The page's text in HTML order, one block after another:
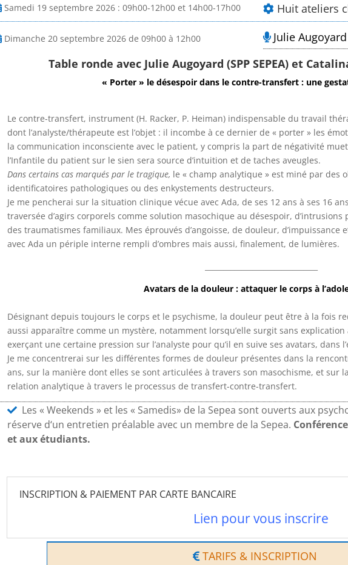
Samedi 19 septembre 2026 : 09h00-12h00 et 14h00-17h00 Huit ateliers
Dimanche 20 septembre 2026 de 09h00 à 12h00 Julie
Table ronde avec Julie Augoyard (SPP SEPEA) et
« Porter » le désespoir dans le contre-transfert : une
Le contre-transfert, instrument (H. Racker, P. Heiman) indispensable du travail
dont l’analyste/thérapeute est l’objet : il incombe à ce dernier de « porter » les
la communication inconsciente avec le patient, y compris la part de négativité
l’Infantile du patient sur le sien sera source d’intuition et de taches aveugles.
Dans certains cas marqués par le tragique, le « champ analytique » est miné par des
identificatoires pathologiques ou des enkystements destructeurs.
Je me pencherai sur la situation clinique vécue avec Ada, de ses 12 ans à ses 16
traversée d’agirs corporels comme solution masochique au désespoir,
des traumatismes familiaux. Mes éprouvés d’angoisse, de douleur,
avec Ada un périple interne rempli d’ombres mais aussi, finalement, de lumières.
Avatars de la douleur : attaquer le corps à
Désignant depuis toujours le corps et le psychisme, la douleur peut être à la fois
aussi apparaître comme un mystère, notamment lorsqu’elle surgit sans explication
exerçant une certaine pression sur l’analyste pour qu’il en suive ses avatars, dans
Je me concentrerai sur les différentes formes de douleur présentes dans la
ans, sur la manière dont elles se sont articulées à travers son masochisme, et sur
relation analytique à travers le processus de transfert-contre-transfert.
Les « Weekends » et les « Samedis» de la Sepea sont ouverts aux
réserve d‘un entretien préalable avec un membre de la Sepea.
et aux étudiants.
INSCRIPTION & PAIEMENT PAR CARTE BANCAIRE
Lien pour vous inscrire
TARIFS & INSCRIPTION